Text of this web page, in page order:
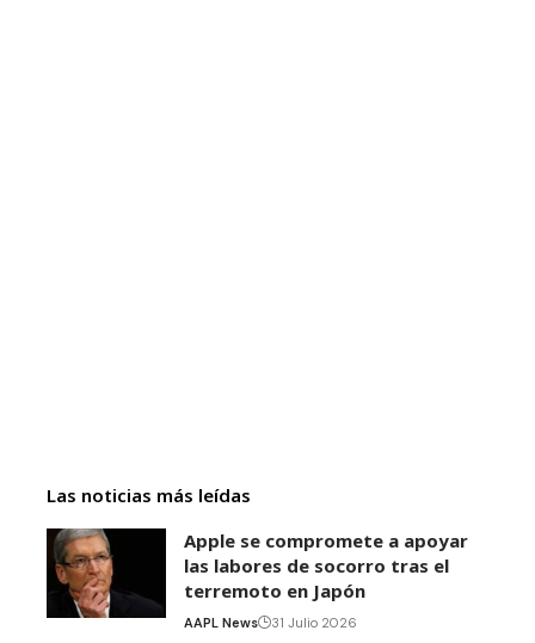
Las noticias más leídas
Apple se compromete a apoyar
las labores de socorro tras el
terremoto en Japón
AAPL News 31 Julio 2026